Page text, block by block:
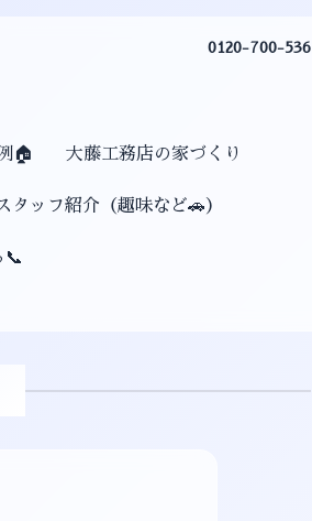
0120-700-536
🏠 大藤工務店の家づくり
タッフ紹介（趣味など🚗）
📞